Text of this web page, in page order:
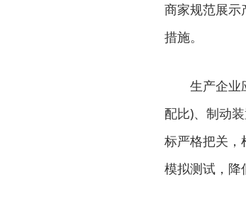
商家规范展示
措施。
生产企业应
配比)、制动
标严格把关，
模拟测试，降